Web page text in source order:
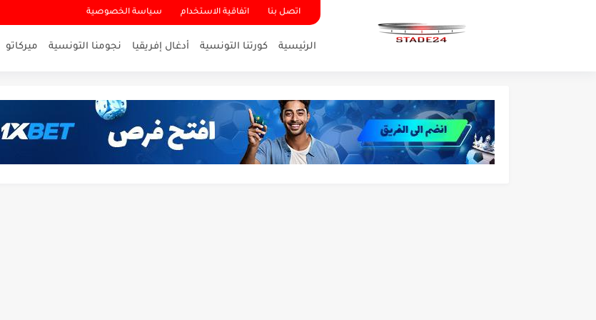
اتصل بنا اتفاقية الاستخدام سياسة الخصوصية
الرئيسية كورتنا التونسية أدغال إفريقيا نجومنا التونسية ميركاتو